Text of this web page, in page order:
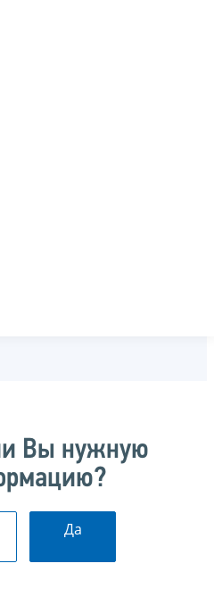
Вы нужную
Да